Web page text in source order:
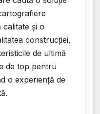
calitate și o
construcției,
de ultimă
de top pentru
o experiență de